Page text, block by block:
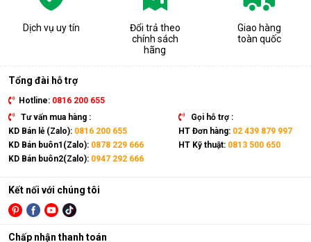
Dịch vụ uy tín
Đổi trả theo
chính sách
hãng
Giao hàng
toàn quốc
Tổng đài hỗ trợ
Hotline: 0816 200 655
Tư vấn mua hàng :
KD Bán lẻ (Zalo): 0816 200 655
KD Bán buôn1(Zalo): 0878 229 666
KD Bán buôn2(Zalo): 0947 292 666
Gọi hỗ trợ :
HT Đơn hàng: 02 439 879 997
HT Kỹ thuật: 0813 500 650
Kết nối với chúng tôi
Chấp nhận thanh toán